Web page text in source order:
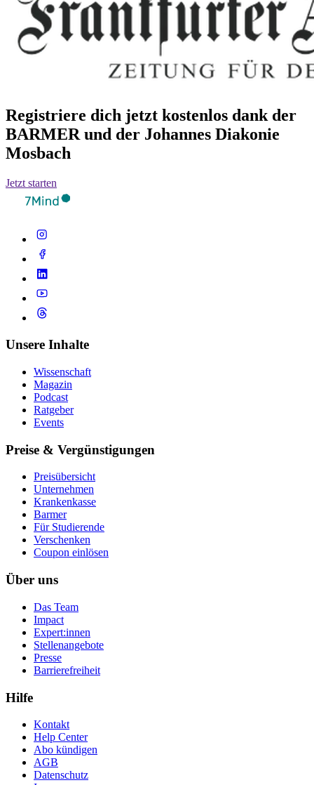
Registriere dich jetzt kostenlos dank der
BARMER und der Johannes Diakonie
Mosbach
Jetzt starten
Unsere Inhalte
Wissenschaft
Magazin
Podcast
Ratgeber
Events
Preise & Vergünstigungen
Preisübersicht
Unternehmen
Krankenkasse
Barmer
Für Studierende
Ver­schen­ken
Coupon einlösen
Über uns
Das Team
Impact
Expert:innen
Stellenangebote
Presse
Barrierefreiheit
Hilfe
Kontakt
Help Center
Abo kündigen
AGB
Datenschutz